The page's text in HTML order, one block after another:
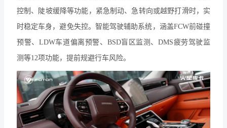
控制、陡坡缓降等功能，紧急制动、急转向或越野打滑时，实
时稳定车身，避免失控。智能驾驶辅助系统，涵盖FCW前碰撞
预警、LDW车道偏离预警、BSD盲区监测、DMS疲劳驾驶监
测等12项功能，提前规避行车风险。